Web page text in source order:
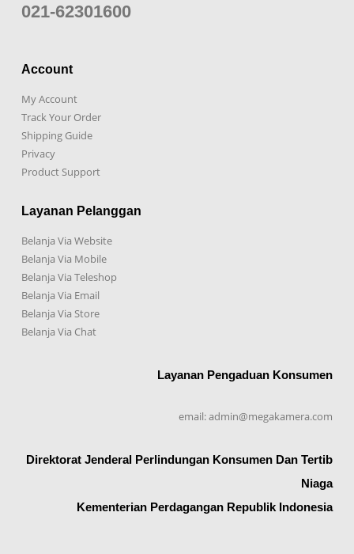
021-62301600
Account
My Account
Track Your Order
Shipping Guide
Privacy
Product Support
Layanan Pelanggan
Belanja Via Website
Belanja Via Mobile
Belanja Via Teleshop
Belanja Via Email
Belanja Via Store
Belanja Via Chat
Layanan Pengaduan Konsumen
email: admin@megakamera.com
Direktorat Jenderal Perlindungan Konsumen Dan Tertib
Niaga
Kementerian Perdagangan Republik Indonesia